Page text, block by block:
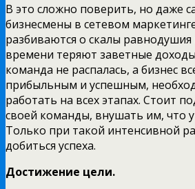
В это сложно поверить, но даже
бизнесмены в сетевом
разбиваются о скалы
времени теряют заветные
команда не распалась, а бизнес
прибыльным и успешным,
работать на всех этапах. Стоит
своей команды, внушать им, что у
Только при такой интенсивной
добиться успеха.
Достижение цели.